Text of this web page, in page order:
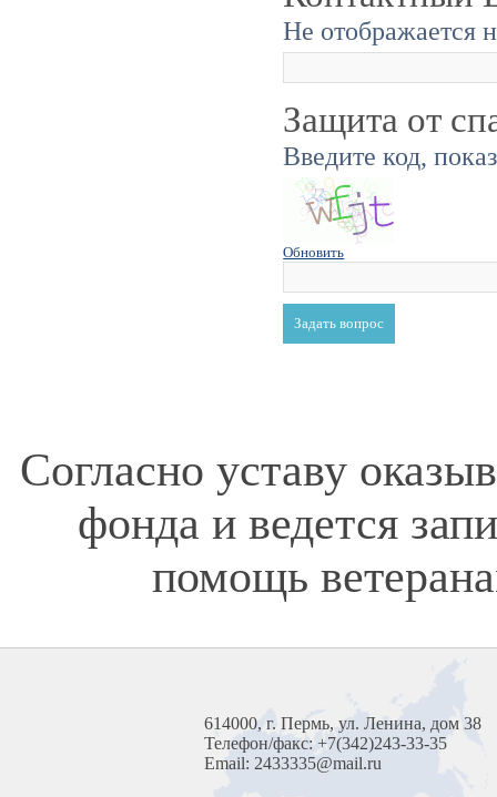
Не отображается
Защита от
Введите код,
Обновить
Согласно уставу
фонда и ведется
помощь
614000, г. Пермь, ул. Ленина, дом 38
Телефон/факс: +7(342)243-33-35
Email: 2433335@mail.ru